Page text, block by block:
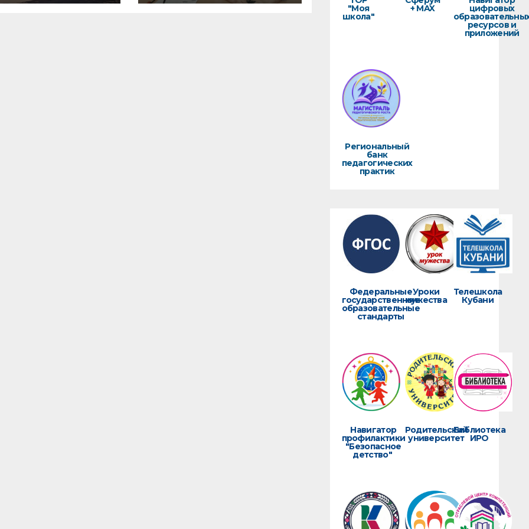
"Моя
школа"
+ MAX цифровых
ресурсов и
приложений
Региональный
банк
педагогических
практик
Федеральные
государственные
образовательные
стандарты
Уроки
мужества
Телешкола
Кубани
Навигатор
профилактики
"Безопасное
детство"
Родительский
университет
Библиотека
ИРО